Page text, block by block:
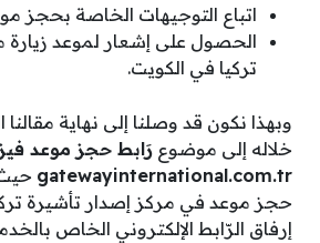
اتباع التوجيهات الخاصة بحجز
الحصول على إشعار لموعد زيارة
تركيا في الكويت.
وبهذا نكون قد وصلنا إلى نهاية
خلاله إلى موضوع رَابط حجز موعد
gatewayinternational.com.tr
حجز موعد في مركز إصدار تأشيرة
إرفاق الرّابط الإلكتروني الخاص